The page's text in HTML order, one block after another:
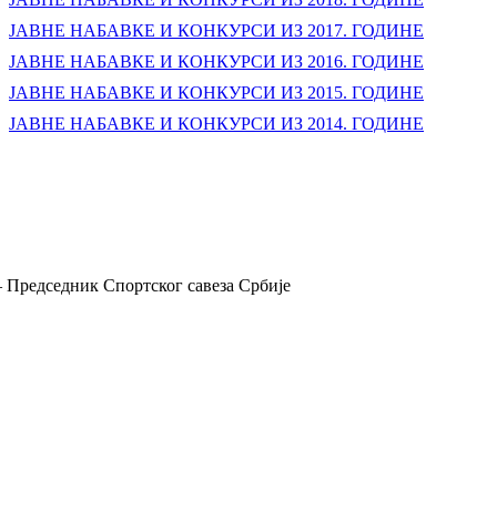
ЈАВНЕ НАБАВКЕ И КОНКУРСИ ИЗ 2017. ГОДИНЕ
ЈАВНЕ НАБАВКЕ И КОНКУРСИ ИЗ 2016. ГОДИНЕ
ЈАВНЕ НАБАВКЕ И КОНКУРСИ ИЗ 2015. ГОДИНЕ
ЈАВНЕ НАБАВКЕ И КОНКУРСИ ИЗ 2014. ГОДИНЕ
Спортског савеза Србије